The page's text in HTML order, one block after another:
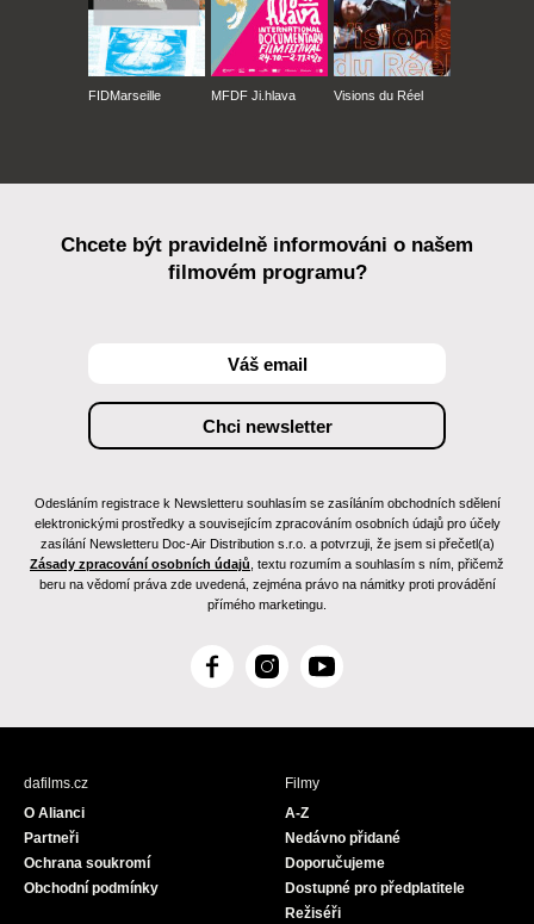
FIDMarseille MFDF Ji.hlava Visions du Réel
Chcete být pravidelně informováni o našem
filmovém programu?
Odesláním registrace k Newsletteru souhlasím se zasíláním obchodních sdělení
elektronickými prostředky a souvisejícím zpracováním osobních údajů pro účely
zasílání Newsletteru Doc-Air Distribution s.r.o. a potvrzuji, že jsem si přečetl(a)
Zásady zpracování osobních údajů , textu rozumím a souhlasím s ním, přičemž
beru na vědomí práva zde uvedená, zejména právo na námitky proti provádění
přímého marketingu.
F
c
I
s
Y
u
dafilms.cz
O Alianci
Partneři
Ochrana soukromí
Obchodní podmínky
Filmy
A-Z
Nedávno přidané
Doporučujeme
Dostupné pro předplatitele
Režiséři